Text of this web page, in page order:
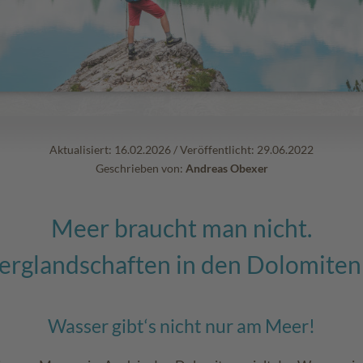
Aktualisiert: 16.02.2026 /Veröffentlicht: 29.06.2022
Geschrieben von: Andreas Obexer
Meer braucht man nicht.
in den Dolomiten
Wasser gibt‘s nicht nur am Meer!